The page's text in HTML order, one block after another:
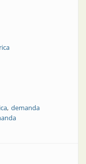
demanda
junio de 2021